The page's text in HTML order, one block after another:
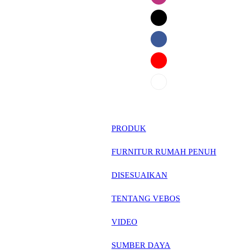
English
Pilipino
ภาษาไทย
français
العربية
PRODUK
FURNITUR RUMAH PENUH
DISESUAIKAN
TENTANG VEBOS
VIDEO
SUMBER DAYA